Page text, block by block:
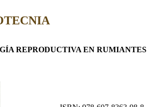
REPRODUCTIVA EN RUMIANTES